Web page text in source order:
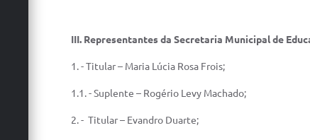
III. Representantes da Secretaria Municipal de
1. - Titular – Maria Lúcia Rosa Frois;
1.1. - Suplente – Rogério Levy Machado;
2. - Titular – Evandro Duarte;